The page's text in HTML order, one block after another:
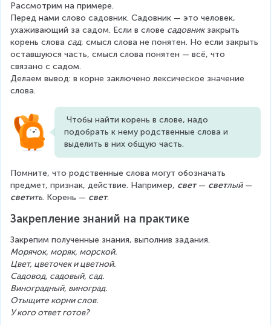
Рассмотрим на примере.
Перед нами слово садовник. Садовник — это человек,
ухаживающий за садом. Если в слове садовник закрыть
корень слова сад, смысл слова не понятен. Но если закрыть
оставшуюся часть, смысл слова понятен — всё, что
связано с садом.
Делаем вывод: в корне заключено лексическое значение
слова.
Чтобы найти корень в слове, надо
подобрать к нему родственные слова и
выделить в них общую часть.
Помните, что родственные слова могут обозначать
предмет, признак, действие. Например, свет — светлый —
светить. Корень — свет.
Закрепление знаний на практике
Закрепим полученные знания, выполнив задания.
Морячок, моряк, морской.
Цвет, цветочек и цветной.
Садовод, садовый, сад.
Виноградный, виноград.
Отыщите корни слов.
У кого ответ готов?